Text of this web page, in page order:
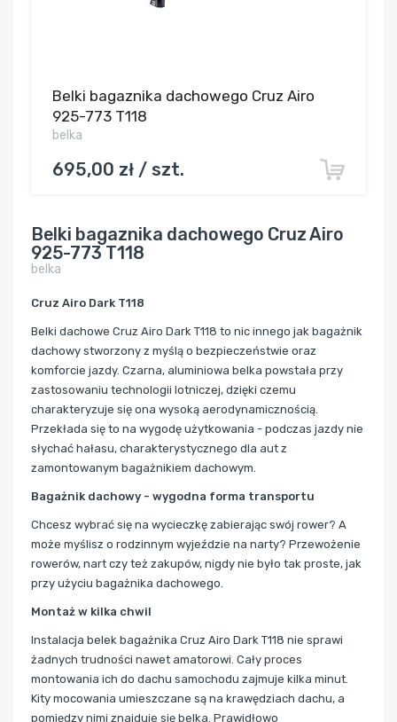
Belki bagaznika dachowego Cruz Airo
925-773 T118
belka
695,00 zł / szt.
Belki bagaznika dachowego Cruz Airo
925-773 T118
belka
Cruz Airo Dark T118
Belki dachowe Cruz Airo Dark T118 to nic innego jak bagażnik
dachowy stworzony z myślą o bezpieczeństwie oraz
komforcie jazdy. Czarna, aluminiowa belka powstała przy
zastosowaniu technologii lotniczej, dzięki czemu
charakteryzuje się ona wysoką aerodynamicznością.
Przekłada się to na wygodę użytkowania - podczas jazdy nie
słychać hałasu, charakterystycznego dla aut z
zamontowanym bagażnikiem dachowym.
Bagażnik dachowy - wygodna forma transportu
Chcesz wybrać się na wycieczkę zabierając swój rower? A
może myślisz o rodzinnym wyjeździe na narty? Przewożenie
rowerów, nart czy też zakupów, nigdy nie było tak proste, jak
przy użyciu bagażnika dachowego.
Montaż w kilka chwil
Instalacja belek bagażnika Cruz Airo Dark T118 nie sprawi
żadnych trudności nawet amatorowi. Cały proces
montowania ich do dachu samochodu zajmuje kilka minut.
Kity mocowania umieszczane są na krawędziach dachu, a
pomiędzy nimi znajduje się belka. Prawidłowo